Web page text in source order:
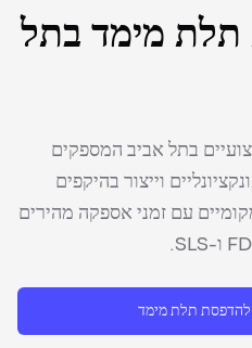
תלת מימד בתל
בתל אביב המספקים
וייצור בהיקפים
עם זמני אספקה מהירים
תלת מימד